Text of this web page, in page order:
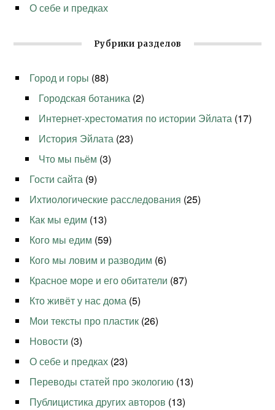
О себе и предках
Рубрики разделов
Город и горы (88)
Городская ботаника (2)
Интернет-хрестоматия по истории Эйлата (17)
История Эйлата (23)
Что мы пьём (3)
Гости сайта (9)
Ихтиологические расследования (25)
Как мы едим (13)
Кого мы едим (59)
Кого мы ловим и разводим (6)
Красное море и его обитатели (87)
Кто живёт у нас дома (5)
Мои тексты про пластик (26)
Новости (3)
О себе и предках (23)
Переводы статей про экологию (13)
Публицистика других авторов (13)